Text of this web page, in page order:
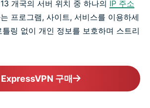
개국의 서버 위치 중 하나의 IP 주소
프로그램, 사이트, 서비스를 이용하세
링 없이 개인 정보를 보호하며 스트리
ExpressVPN 구매